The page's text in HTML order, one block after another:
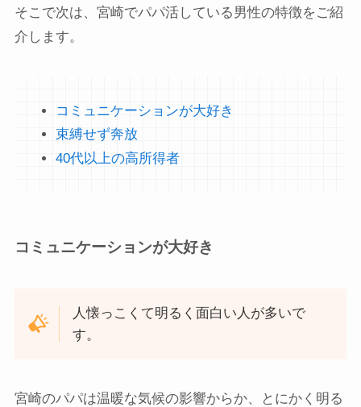
そこで次は、宮崎でパパ活している男性の特徴をご紹
介します。
コミュニケーションが大好き
束縛せず奔放
40代以上の高所得者
コミュニケーションが大好き
人懐っこくて明るく面白い人が多いで
す。
宮崎のパパは温暖な気候の影響からか、とにかく明る